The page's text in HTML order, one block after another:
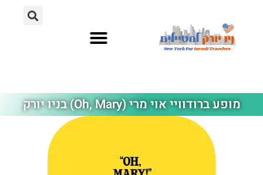
מופע ברודוויי אוי מרי (Oh, Mary) בניו יורק